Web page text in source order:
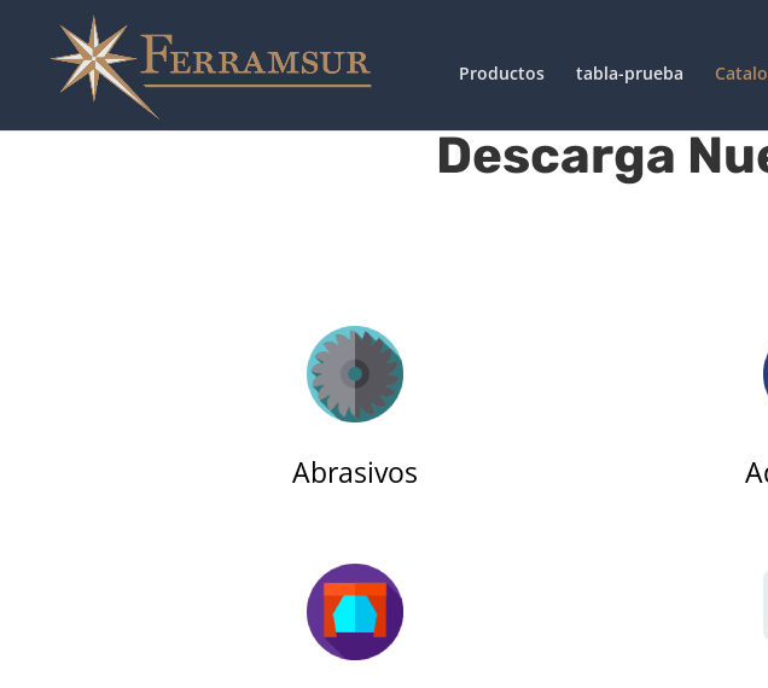
Productos tabla-prueba
Descarga
Abrasivos